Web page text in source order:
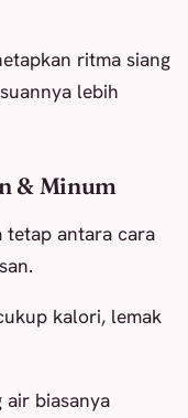
ritma siang
lebih
& Minum
tetap antara cara
kalori, lemak
air biasanya